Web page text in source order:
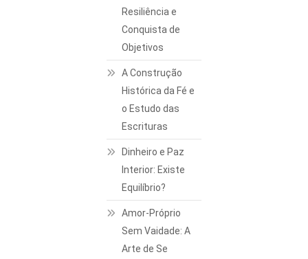
Resiliência e
Conquista de
Objetivos
A Construção
Histórica da Fé e
o Estudo das
Escrituras
Dinheiro e Paz
Interior: Existe
Equilíbrio?
Amor-Próprio
Sem Vaidade: A
Arte de Se